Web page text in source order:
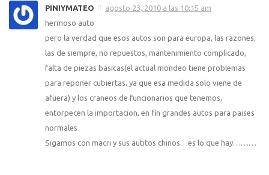
PINIYMATEO
agosto 23, 2010 a las 10:15 am
hermoso auto
pero la verdad que esos autos son para europa, las razones,
las de siempre, no repuestos, mantenimiento complicado,
falta de piezas basicas(el actual mondeo tiene problemas
para reponer cubiertas, ya que esa medida solo viene de
afuera) y los craneos de funcionarios que tenemos,
entorpecen la importacion, en fin grandes autos para paises
normales
Sigamos con macri y sus autitos chinos…es lo que hay………